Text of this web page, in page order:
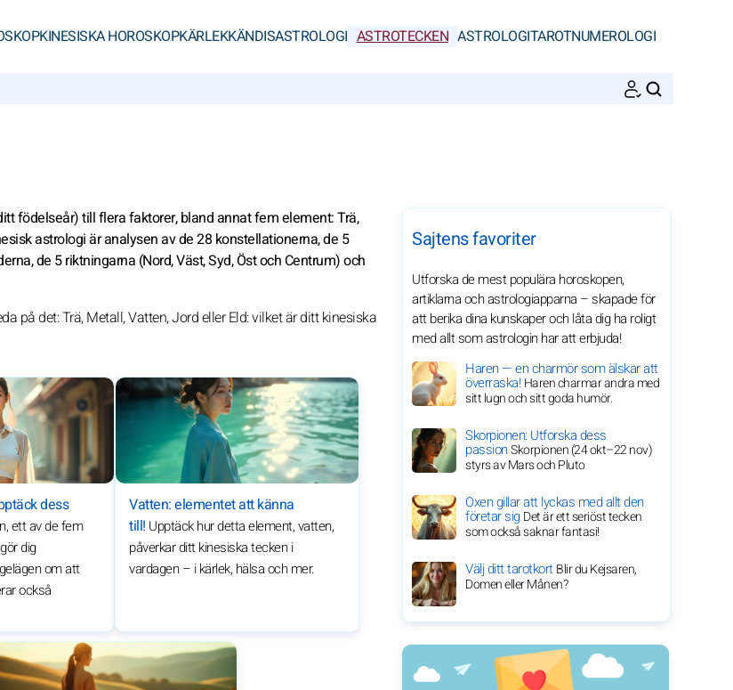
KINESISKA HOROSKOPKÄRLEKKÄNDISASTROLOGI ASTROTECKEN ASTROLOGITAROTNUMEROLOGI
födelseår) till flera faktorer, bland annat fem element: Trä,
astrologi är analysen av de 28 konstellationerna, de 5
de 5 riktningarna (Nord, Väst, Syd, Öst och Centrum) och
på det: Trä, Metall, Vatten, Jord eller Eld: vilket är ditt kinesiska
dess
ett av de fem
dig
om att
också
Vatten: elementet att känna
till! Upptäck hur detta element, vatten,
påverkar ditt kinesiska tecken i
vardagen – i kärlek, hälsa och mer.
Sajtens favoriter
Utforska de mest populära horoskopen,
artiklarna och astrologiapparna – skapade för
att berika dina kunskaper och låta dig ha roligt
med allt som astrologin har att erbjuda!
Haren — en charmör som älskar att
överraska!Haren charmar andra med
sitt lugn och sitt goda humör.
Skorpionen: Utforska dess
passionSkorpionen (24 okt–22 nov)
styrs av Mars och Pluto
Oxen gillar att lyckas med allt den
företar sigDet är ett seriöst tecken
som också saknar fantasi!
Välj ditt tarotkortBlir du Kejsaren,
Domen eller Månen?